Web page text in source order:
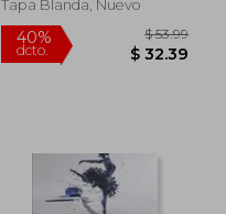
Tapa Blanda, Nuevo